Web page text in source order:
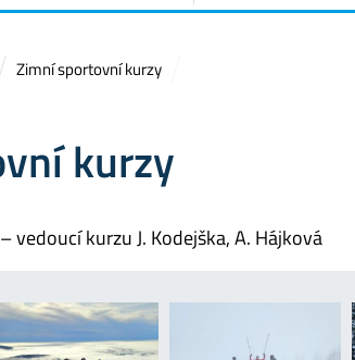
Zimní sportovní kurzy
kurzy
vedoucí kurzu J. Kodejška, A. Hájková